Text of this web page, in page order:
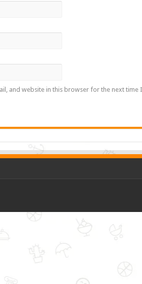
and website in this browser for the next time